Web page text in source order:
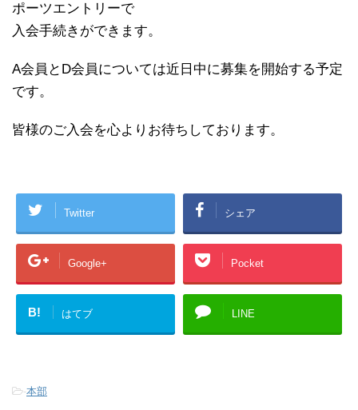
ポーツエントリーで
入会手続きができます。
A会員とD会員については近日中に募集を開始する予定
です。
皆様のご入会を心よりお待ちしております。
Twitter シェア
Google+ Pocket
B! はてブ LINE
-本部